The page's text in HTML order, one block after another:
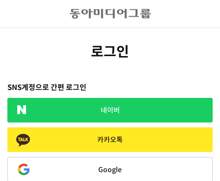
로그인
SNS계정으로 간편 로그인
네이버
카카오톡
Google